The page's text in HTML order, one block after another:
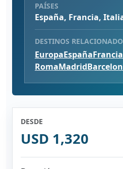
PAÍSES
España, Francia,
DESTINOS
EuropaEspañaFrancia
RomaMadrid
DESDE
USD 1,320